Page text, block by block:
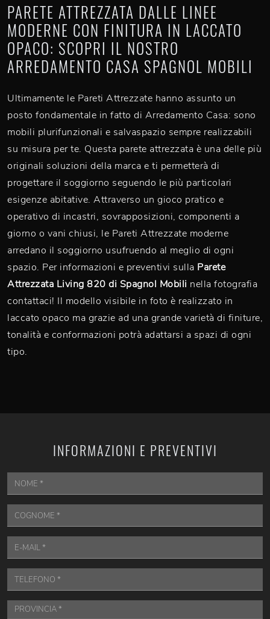
PARETE ATTREZZATA DALLE LINEE
MODERNE CON FINITURA IN LACCATO
OPACO: SCOPRI IL NOSTRO
ARREDAMENTO CASA SPAGNOL MOBILI
Ultimamente le Pareti Attrezzate hanno assunto un
posto fondamentale in fatto di Arredamento Casa: sono
mobili plurifunzionali e salvaspazio sempre realizzabili
su misura per te. Questa parete attrezzata è una delle più
originali soluzioni della marca e ti permetterà di
progettare il soggiorno seguendo le più particolari
esigenze abitative. Attraverso un gioco pratico e
operativo di incastri, sovrapposizioni, componenti a
giorno o vani chiusi, le Pareti Attrezzate moderne
arredano il soggiorno usufruendo al meglio di ogni
spazio. Per informazioni e preventivi sulla Parete
Attrezzata Living 820 di Spagnol Mobili nella fotografia
contattaci! Il modello visibile in foto è realizzato in
laccato opaco ma grazie ad una grande varietà di finiture,
tonalità e conformazioni potrà adattarsi a spazi di ogni
tipo.
INFORMAZIONI E PREVENTIVI